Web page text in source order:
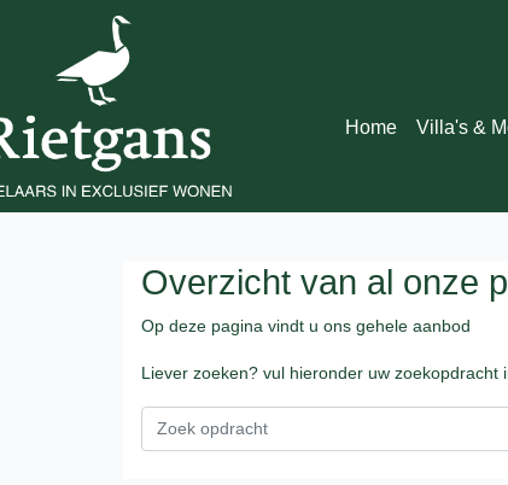
Home Villa's &
Overzicht van al onze
Op deze pagina vindt u ons gehele aanbod
Liever zoeken? vul hieronder uw zoekopdracht